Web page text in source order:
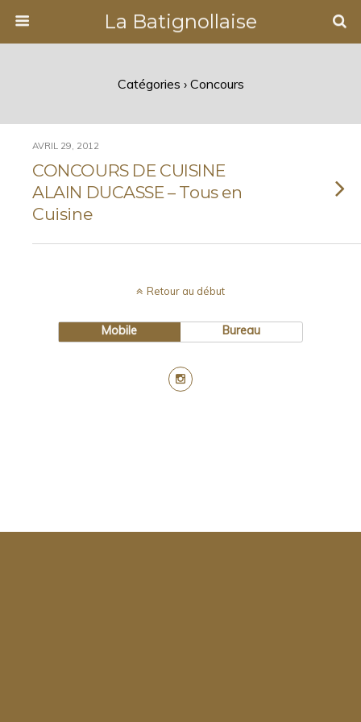
La Batignollaise
Catégories ›Concours
AVRIL 29, 2012
CONCOURS DE CUISINE
ALAIN DUCASSE – Tous en
Cuisine
Retour au début
Mobile Bureau